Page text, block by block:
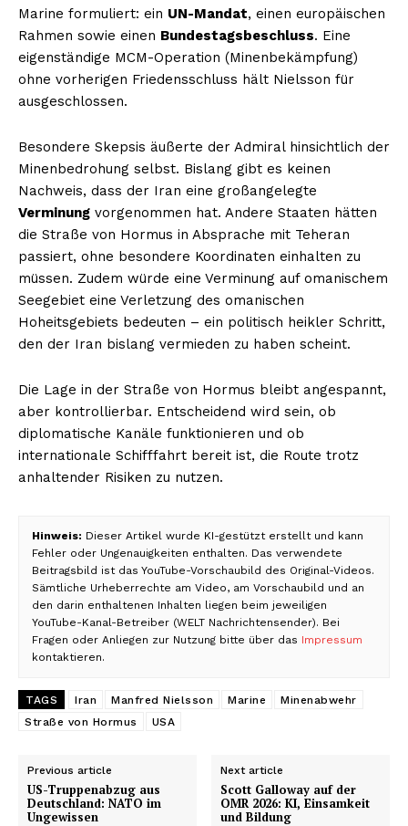
Marine formuliert: ein UN-Mandat, einen europäischen
Rahmen sowie einen Bundestagsbeschluss. Eine
eigenständige MCM-Operation (Minenbekämpfung)
ohne vorherigen Friedensschluss hält Nielsson für
ausgeschlossen.
Besondere Skepsis äußerte der Admiral hinsichtlich der
Minenbedrohung selbst. Bislang gibt es keinen
Nachweis, dass der Iran eine großangelegte
Verminung vorgenommen hat. Andere Staaten hätten
die Straße von Hormus in Absprache mit Teheran
passiert, ohne besondere Koordinaten einhalten zu
müssen. Zudem würde eine Verminung auf omanischem
Seegebiet eine Verletzung des omanischen
Hoheitsgebiets bedeuten – ein politisch heikler Schritt,
den der Iran bislang vermieden zu haben scheint.
Die Lage in der Straße von Hormus bleibt angespannt,
aber kontrollierbar. Entscheidend wird sein, ob
diplomatische Kanäle funktionieren und ob
internationale Schifffahrt bereit ist, die Route trotz
anhaltender Risiken zu nutzen.
Hinweis: Dieser Artikel wurde KI-gestützt erstellt und kann
Fehler oder Ungenauigkeiten enthalten. Das verwendete
Beitragsbild ist das YouTube-Vorschaubild des Original-Videos.
Sämtliche Urheberrechte am Video, am Vorschaubild und an
den darin enthaltenen Inhalten liegen beim jeweiligen
YouTube-Kanal-Betreiber (WELT Nachrichtensender). Bei
Fragen oder Anliegen zur Nutzung bitte über das Impressum
kontaktieren.
TAGS Iran Manfred Nielsson Marine
Minenabwehr
Straße von Hormus
USA
Previous article
US-Truppenabzug aus
Deutschland: NATO im
Ungewissen
Next article
Scott Galloway auf der
OMR 2026: KI, Einsamkeit
und Bildung